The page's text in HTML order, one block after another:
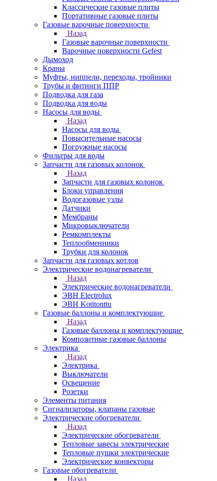
Классические газовые плиты
Портативные газовые плиты
Газовые варочные поверхности
Назад
Газовые варочные поверхности
Варочные поверхности Gefest
Дымоход
Краны
Муфты, ниппели, переходы, тройники
Трубы и фитинги ППР
Подводка для газа
Подводка для воды
Насосы для воды
Назад
Насосы для воды
Повысительные насосы
Погружные насосы
Фильтры для воды
Запчасти для газовых колонок
Назад
Запчасти для газовых колонок
Блоки управления
Водогазовые узлы
Датчики
Мембраны
Микровыключатели
Ремкомплекты
Теплообменники
Трубки для колонок
Запчасти для газовых котлов
Электрические водонагреватели
Назад
Электрические водонагреватели
ЭВН Electrolux
ЭВН Kotitonttu
Газовые баллоны и комплектующие
Назад
Газовые баллоны и комплектующие
Композитные газовые баллоны
Электрика
Назад
Электрика
Выключатели
Освещение
Розетки
Элементы питания
Сигнализаторы, клапаны газовые
Электрические обогреватели
Назад
Электрические обогреватели
Тепловые завесы электрические
Тепловые пушки электрические
Электрические конвекторы
Газовые обогреватели
Назад